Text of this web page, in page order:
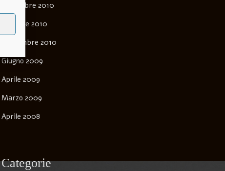
Novembre 2010
Ottobre 2010
Settembre 2010
Giugno 2009
Aprile 2009
Marzo 2009
Aprile 2008
Categorie